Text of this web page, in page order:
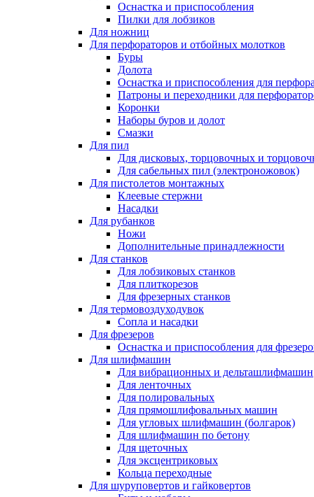
Оснастка и приспособления
Пилки для лобзиков
Для ножниц
Для перфораторов и отбойных молотков
Буры
Долота
Оснастка и приспособления для
Патроны и переходники для
Коронки
Наборы буров и долот
Смазки
Для пил
Для дисковых, торцовочных и
Для сабельных пил (электроножовок)
Для пистолетов монтажных
Клеевые стержни
Насадки
Для рубанков
Ножи
Дополнительные принадлежности
Для станков
Для лобзиковых станков
Для плиткорезов
Для фрезерных станков
Для термовоздуходувок
Сопла и насадки
Для фрезеров
Оснастка и приспособления для
Для шлифмашин
Для вибрационных и дельташлифмашин
Для ленточных
Для полировальных
Для прямошлифовальных машин
Для угловых шлифмашин (болгарок)
Для шлифмашин по бетону
Для щеточных
Для эксцентриковых
Кольца переходные
Для шуруповертов и гайковертов